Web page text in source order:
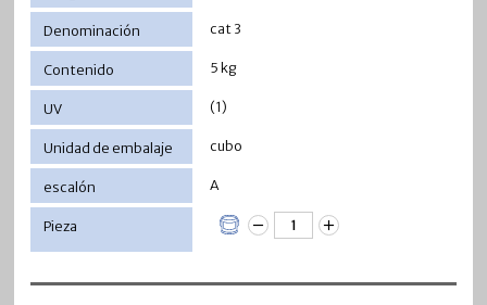
cat 3
5 kg
(1)
cubo
A